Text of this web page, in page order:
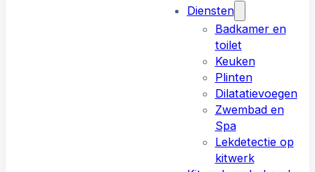
Diensten
Badkamer en
toilet
Keuken
Plinten
Dilatatievoegen
Zwembad en
Spa
Lekdetectie op
kitwerk